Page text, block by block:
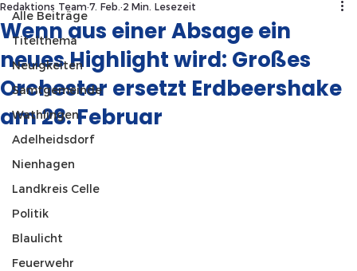
Alle Beiträge
Titelthema
Neuigkeiten
Samtgemeinde
Wathlingen
Adelheidsdorf
Nienhagen
Landkreis Celle
Politik
Blaulicht
Feuerwehr
Wenn aus einer Absage ein
neues Highlight wird: Großes
Orchester ersetzt Erdbeershake
am 28. Februar
Redaktions Team 7. Feb. 2 Min. Lesezeit